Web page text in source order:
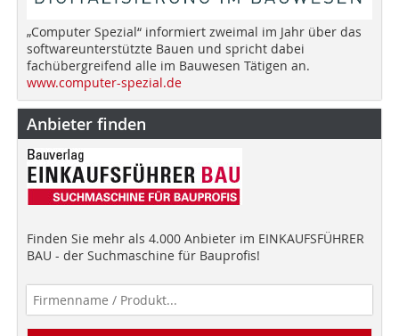
„Computer Spezial“ informiert zweimal im Jahr über das
softwareunterstützte Bauen und spricht dabei
fachübergreifend alle im Bauwesen Tätigen an.
www.computer-spezial.de
Anbieter finden
Finden Sie mehr als 4.000 Anbieter im EINKAUFSFÜHRER
BAU - der Suchmaschine für Bauprofis!